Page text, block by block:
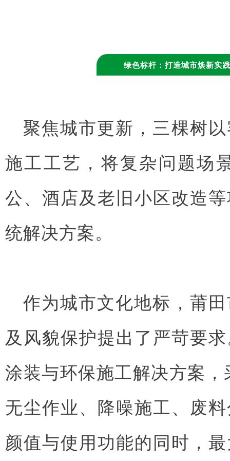
绿色标杆：打造城市焕新实
聚焦城市更新，三棵树
施工工艺，将复杂问题场
公、酒店及老旧小区改造
统解决方案。
作为城市文化地标，莆
及风貌保护提出了严苛要
涂装与环保施工解决方案，
无尘作业、降噪施工、废
颜值与使用功能的同时，